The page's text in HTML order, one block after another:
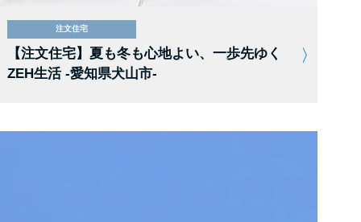
注文住宅
【注文住宅】夏も冬も心地よい、一歩先ゆく
ZEH生活 -愛知県犬山市-